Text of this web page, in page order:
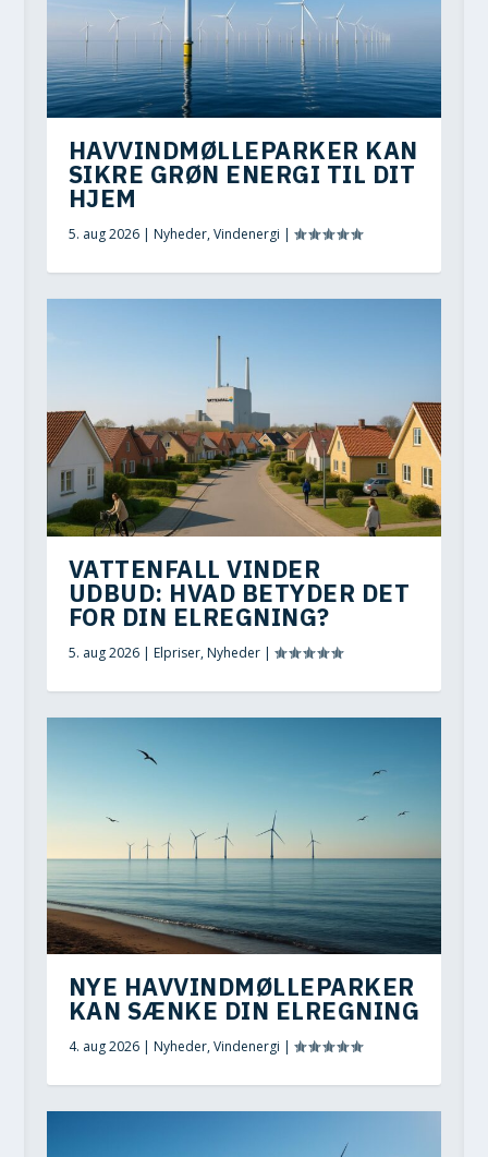
HAVVINDMØLLEPARKER KAN
SIKRE GRØN ENERGI TIL DIT
HJEM
5. aug 2026| Nyheder,Vindenergi |
VATTENFALL VINDER
UDBUD: HVAD BETYDER DET
FOR DIN ELREGNING?
5. aug 2026| Elpriser,Nyheder|
NYE HAVVINDMØLLEPARKER
KAN SÆNKE DIN ELREGNING
4. aug 2026| Nyheder,Vindenergi |